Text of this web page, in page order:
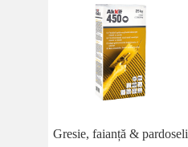
Gresie, faianță & pardoseli